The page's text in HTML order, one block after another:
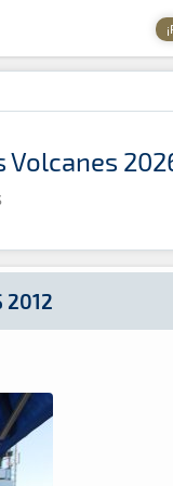
Volcanes
2012